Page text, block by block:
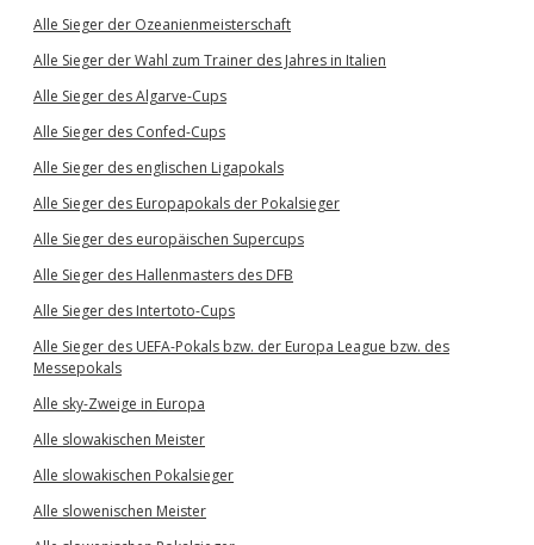
Alle Sieger der Ozeanienmeisterschaft
Alle Sieger der Wahl zum Trainer des Jahres in Italien
Alle Sieger des Algarve-Cups
Alle Sieger des Confed-Cups
Alle Sieger des englischen Ligapokals
Alle Sieger des Europapokals der Pokalsieger
Alle Sieger des europäischen Supercups
Alle Sieger des Hallenmasters des DFB
Alle Sieger des Intertoto-Cups
Alle Sieger des UEFA-Pokals bzw. der Europa League bzw. des
Messepokals
Alle sky-Zweige in Europa
Alle slowakischen Meister
Alle slowakischen Pokalsieger
Alle slowenischen Meister